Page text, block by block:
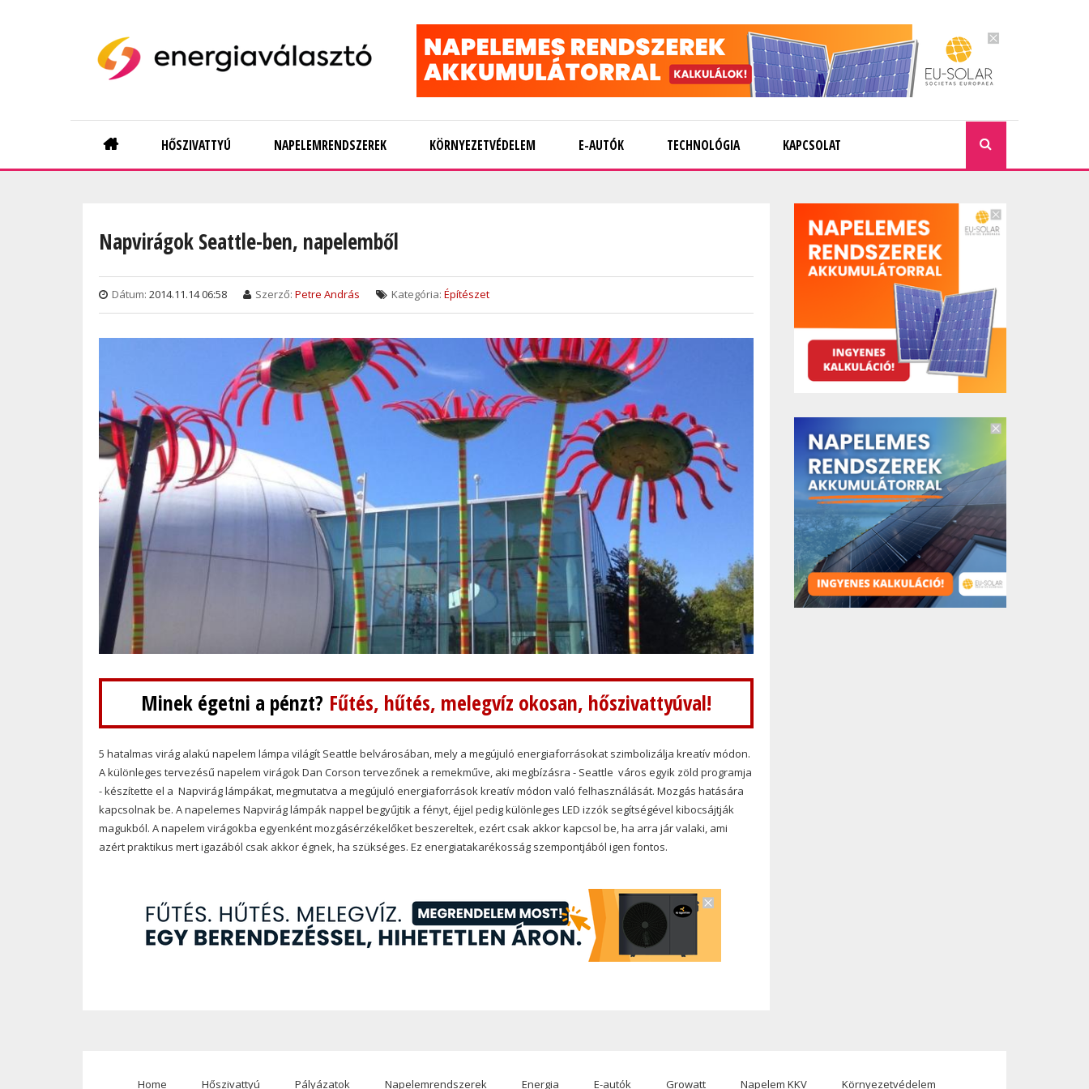
Main
navigation
HŐSZIVATTYÚ NAPELEMRENDSZEREK KÖRNYEZETVÉDELEM E-AUTÓK TECHNOLÓGIA KAPCSOLAT
Napvirágok Seattle-ben, napelemből
Dátum: 2014.11.14 06:58 Szerző: Petre András Kategória: Építészet
Minek égetni a pénzt? Fűtés, hűtés, melegvíz okosan, hőszivattyúval!
5 hatalmas virág alakú napelem lámpa világít Seattle belvárosában, mely a megújuló energiaforrásokat szimbolizálja kreatív módon.
A különleges tervezésű napelem virágok Dan Corson tervezőnek a remekműve, aki megbízásra - Seattle város egyik zöld programja
- készítette el a Napvirág lámpákat, megmutatva a megújuló energiaforrások kreatív módon való felhasználását. Mozgás hatására
kapcsolnak be. A napelemes Napvirág lámpák nappel begyűjtik a fényt, éjjel pedig különleges LED izzók segítségével kibocsájtják
magukból. A napelem virágokba egyenként mozgásérzékelőket beszereltek, ezért csak akkor kapcsol be, ha arra jár valaki, ami
azért praktikus mert igazából csak akkor égnek, ha szükséges. Ez energiatakarékosság szempontjából igen fontos.
Home Hőszivattyú Pályázatok Napelemrendszerek Energia E-autók Growatt Napelem KKV Környezetvédelem